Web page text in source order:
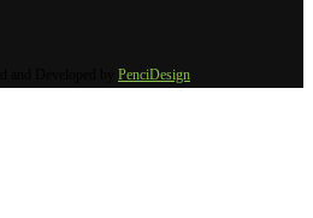
PenciDesign